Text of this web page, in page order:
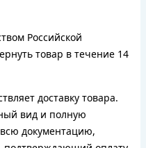
Российской
товар в течение 14
доставку товара.
вид и полную
документацию,